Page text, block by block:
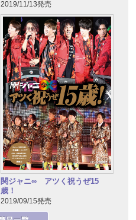
2019/11/13発売
関ジャニ∞ アツく祝うぜ15
歳！
2019/09/15発売